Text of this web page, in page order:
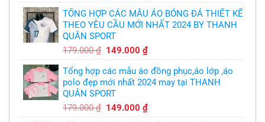
là:
350.000 ₫.
tại
là:
TỔNG HỢP CÁC MẪU ÁO BÓNG ĐÁ THIẾT KẾ
THEO YÊU CẦU MỚI NHẤT 2024 BY THANH
QUÂN SPORT
179.000₫ Giá
là:
179.000 ₫.
149.000₫Giá
tại
là:
Tổng hợp các mẫu áo đồng phục,áo lớp ,áo
polo đẹp mới nhất 2024 may tại THANH
QUÂN SPORT
179.000₫ Giá
149.000₫Giá